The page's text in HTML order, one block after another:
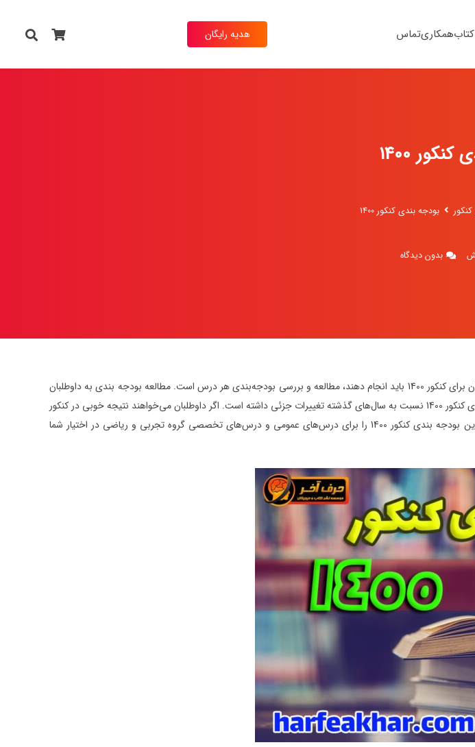
همکاریتماس هدیه رایگان
1400
بودجه بندی کنکور 1400
بدون دیدگاه
کنکور 1400 بر اساس منابع نظام جدید برای داوطلبان برگزار خواهد شد. یکی از مهم‌ترین کارهایی که داوطلبان برای کنکور 1400 باید انجام دهند، مطالعه و بررسی بودجه‌بندی هر درس است. مطالعه بودجه بندی به داوطلبان
کمک می‌کند تا با سوالات مهم هر درس آشنا شوند و با توجه به اولویت‌ها، مطالب را بررسی کنند. بودجه‎‌بندی کنکور 1400 نسبت به سال‌های گذشته تغییرات جزئی داشته است. اگر داوطلبان می‌خواهند نتیجه خوبی در کنکور
در این قسمت کامل‌ترین بودجه بندی کنکور 1400 را برای درس‌های عمومی و درس‌های تخصصی گروه تجربی و ریاضی در اختیار شما